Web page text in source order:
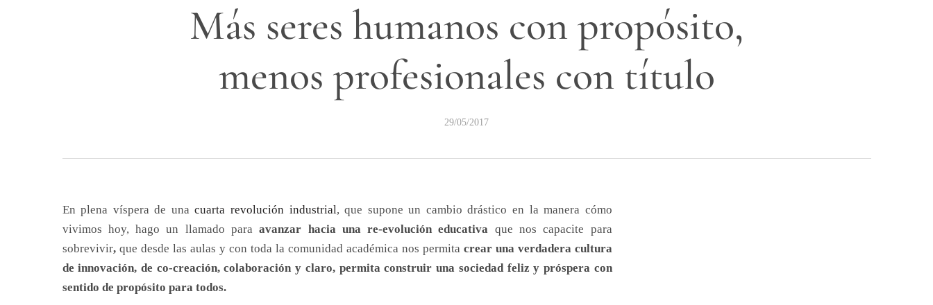
Más seres humanos con propósito,
menos profesionales con título
29/05/2017
En plena víspera de unacuarta revolución industrial, que supone un cambio drástico en la manera cómo
vivimos hoy, hago un llamado paraavanzar hacia una re-evolución educativa que nos capacite para
sobrevivir, que desde las aulas y con toda la comunidad académica nos permita crear una verdadera cultura
de innovación, de co-creación, colaboración y claro, permita construir una sociedad feliz y próspera con
sentido de propósito para todos.